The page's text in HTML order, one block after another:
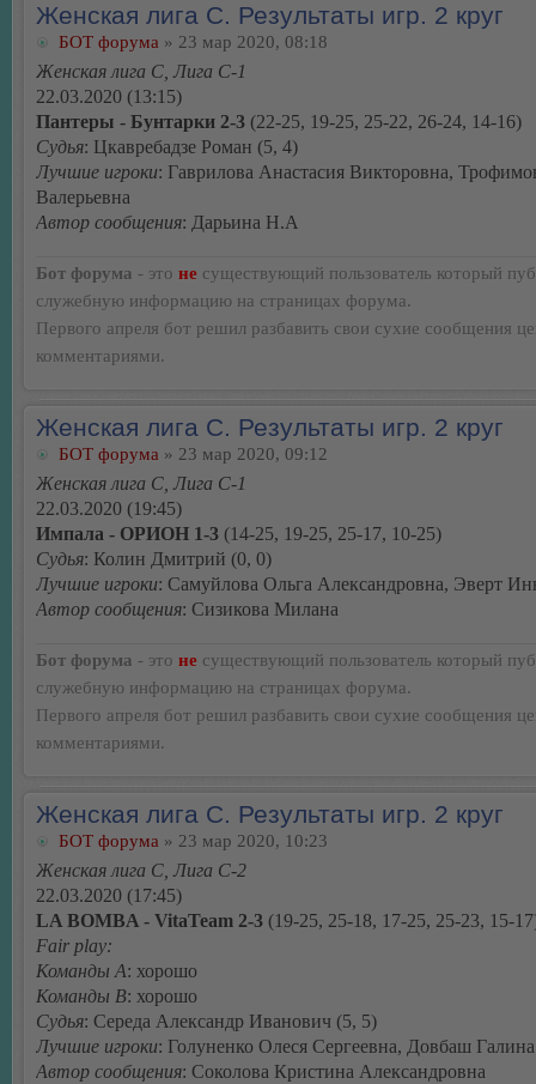
Женская лига С. Результаты игр. 2 круг
БОТ форума » 23 мар 2020, 08:18
Женская лига С, Лига С-1
22.03.2020 (13:15)
Пантеры - Бунтарки 2-3 (22-25, 19-25, 25-22, 26-24, 14-16)
Судья: Цкавребадзе Роман (5, 4)
Лучшие игроки: Гаврилова Анастасия Викторовна,
Валерьевна
Автор сообщения: Дарьина Н.А
Бот форума - это не существующий пользователь который
служебную информацию на страницах форума.
Первого апреля бот решил разбавить свои сухие сообщения
комментариями.
Женская лига С. Результаты игр. 2 круг
БОТ форума » 23 мар 2020, 09:12
Женская лига С, Лига С-1
22.03.2020 (19:45)
Импала - ОРИОН 1-3 (14-25, 19-25, 25-17, 10-25)
Судья: Колин Дмитрий (0, 0)
Лучшие игроки: Самуйлова Ольга Александровна, Эверт
Автор сообщения: Сизикова Милана
Бот форума - это не существующий пользователь который
служебную информацию на страницах форума.
Первого апреля бот решил разбавить свои сухие сообщения
комментариями.
Женская лига С. Результаты игр. 2 круг
БОТ форума » 23 мар 2020, 10:23
Женская лига С, Лига С-2
22.03.2020 (17:45)
LA BOMBA - VitaTeam 2-3 (19-25, 25-18, 17-25, 25-23, 15-
Fair play:
Команды А: хорошо
Команды В: хорошо
Судья: Середа Александр Иванович (5, 5)
Лучшие игроки: Голуненко Олеся Сергеевна, Довбаш
Автор сообщения: Соколова Кристина Александровна